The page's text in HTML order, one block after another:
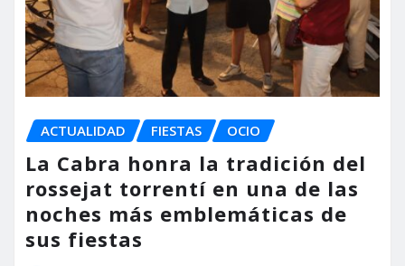
ACTUALIDAD FIESTAS OCIO
La Cabra honra la tradición del
rossejat torrentí en una de las
noches más emblemáticas de
sus fiestas